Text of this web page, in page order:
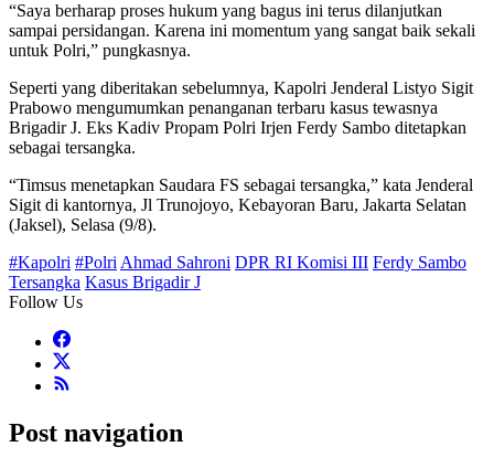
“Saya berharap proses hukum yang bagus ini terus dilanjutkan
sampai persidangan. Karena ini momentum yang sangat baik sekali
untuk Polri,” pungkasnya.
Seperti yang diberitakan sebelumnya, Kapolri Jenderal Listyo Sigit
Prabowo mengumumkan penanganan terbaru kasus tewasnya
Brigadir J. Eks Kadiv Propam Polri Irjen Ferdy Sambo ditetapkan
sebagai tersangka.
“Timsus menetapkan Saudara FS sebagai tersangka,” kata Jenderal
Sigit di kantornya, Jl Trunojoyo, Kebayoran Baru, Jakarta Selatan
(Jaksel), Selasa (9/8).
#Kapolri #Polri Ahmad Sahroni DPR RI Komisi III Ferdy Sambo
Tersangka Kasus Brigadir J
Follow Us
Post navigation